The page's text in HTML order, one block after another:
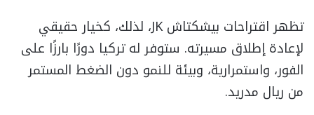
تظهر اقتراحات بيشكتاش JK، لذلك، كخيار حقيقي
لإعادة إطلاق مسيرته. ستوفر له تركيا دورًا بارزًا على
الفور، واستمرارية، وبيئة للنمو دون الضغط المستمر
من ريال مدريد.